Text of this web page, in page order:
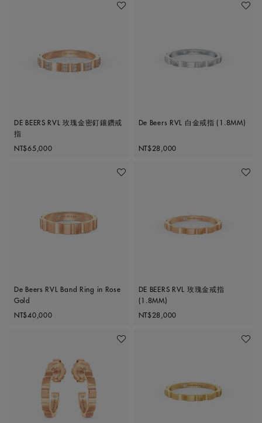
加入喜愛清單
DE BEERS RVL 玫瑰金密釘鑲鑽戒
指
Original price
NT$65,000
加入喜
De Beers RVL 白金戒指 (1.8MM)
Original price
NT$28,000
加入喜愛清單
De Beers RVL Band Ring in Rose
Gold
Original price
NT$40,000
加入喜
DE BEERS RVL 玫瑰金戒指
(1.8MM)
Original price
NT$28,000
加入喜愛清單 加入喜